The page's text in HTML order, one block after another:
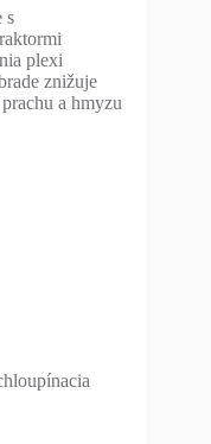
s
plexi
znižuje
a hmyzu